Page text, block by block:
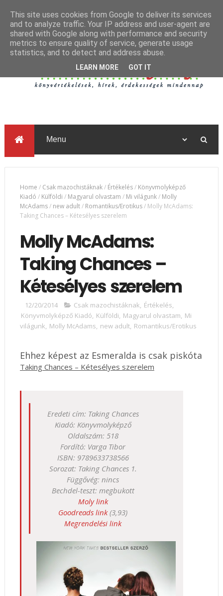
Home / Csak mazochistáknak/ Értékelés/ Könyvmolyképző
Kiadó / Külföldi / Magyarul olvastam / Mi világunk/ Molly
McAdams/ new adult/ Romantikus/Erotikus/ Molly McAdams:
Taking Chances – Kétesélyes szerelem
Molly McAdams:
Taking Chances –
Kétesélyes szerelem
12/20/2014 Csak mazochistáknak, Értékelés,
Könyvmolyképző Kiadó, Külföldi, Magyarul olvastam, Mi
világunk, Molly McAdams, new adult, Romantikus/Erotikus
Ehhez képest az Esmeralda is csak piskóta
Taking Chances – Kétesélyes szerelem
Eredeti cím: Taking Chances
Kiadó: Könyvmolyképző
Oldalszám: 518
Fordító: Varga Tibor
ISBN: 9789633738566
Sorozat: Taking Chances 1.
Függővég: nincs
Bechdel-teszt: megbukott
Moly link
Goodreads link(3,93)
Megrendelési link
This site uses cookies from Google to deliver its services
and to analyze traffic. Your IP address and user-agent are
shared with Google along with performance and security
metrics to ensure quality of service, generate usage
statistics, and to detect and address abuse.
LEARN MORE GOT IT